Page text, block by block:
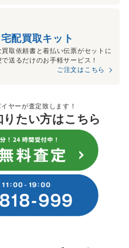
宅配買取キット
取依頼書と着払い伝票がセットに
送るだけのお手軽サービス！
ご注文はこちら
ヤーが査定致します！
たい方はこちら